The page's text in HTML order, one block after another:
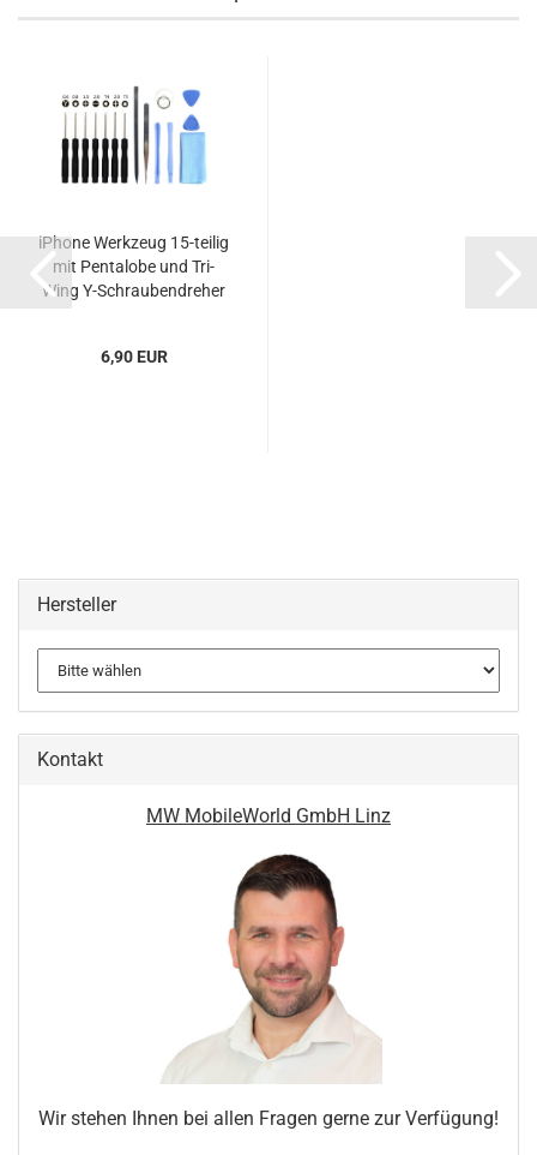
iPhone Werkzeug 15-teilig
mit Pentalobe und Tri-
Wing Y-Schraubendreher
6,90 EUR
Hersteller
Kontakt
MW MobileWorld GmbH Linz
Wir stehen Ihnen bei allen Fragen gerne zur Verfügung!